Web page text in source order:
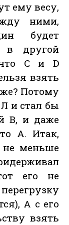
ему весу,
ними,
будет
другой
что С и D
взять
Потому
и стал бы
В, и даже
А. Итак,
меньше
его не
А с его
взять